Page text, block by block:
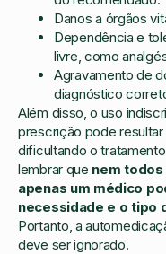
Danos a órgãos
Dependência e
livre, como
Agravamento de
diagnóstico
Além disso, o uso
prescrição pode resultar
dificultando o
lembrar que nem
apenas um médico
necessidade e o tipo
Portanto, a
deve ser ignorado.